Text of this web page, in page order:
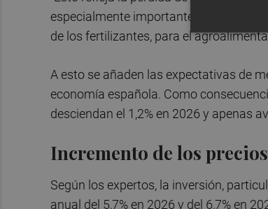
especialmente importante para las
de los fertilizantes, para el
A esto se añaden las expectativas de
economía española. Como
desciendan el 1,2% en 2026 y apenas
Incremento de los
Según los expertos, la inversión,
anual del 5,7% en 2026 y del 6,7% en